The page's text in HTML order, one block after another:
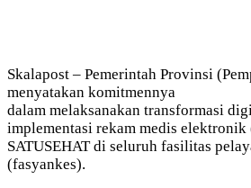
Skalapost – Pemerintah Provinsi
menyatakan komitmennya
dalam melaksanakan transformasi
implementasi rekam medis
SATUSEHAT di seluruh fasilitas
(fasyankes).